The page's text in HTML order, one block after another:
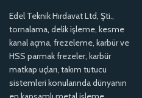
Edel Teknik Hırdavat Ltd, Şti.,
tornalama, delik işleme, kesme
kanal açma, frezeleme, karbür ve
HSS parmak frezeler, karbür
matkap uçları, takım tutucu
sistemleri konularında dünyanın